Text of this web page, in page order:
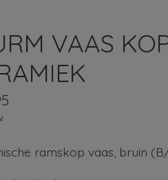
VAAS
ramskop vaas, bruin